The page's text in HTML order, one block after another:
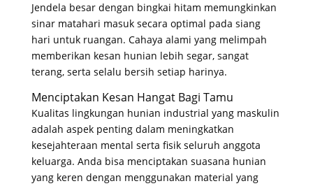
Jendela besar dengan bingkai hitam memungkinkan
sinar matahari masuk secara optimal pada siang
hari untuk ruangan. Cahaya alami yang melimpah
memberikan kesan hunian lebih segar, sangat
terang, serta selalu bersih setiap harinya.
Menciptakan Kesan Hangat Bagi Tamu
Kualitas lingkungan hunian industrial yang maskulin
adalah aspek penting dalam meningkatkan
kesejahteraan mental serta fisik seluruh anggota
keluarga. Anda bisa menciptakan suasana hunian
yang keren dengan menggunakan material yang